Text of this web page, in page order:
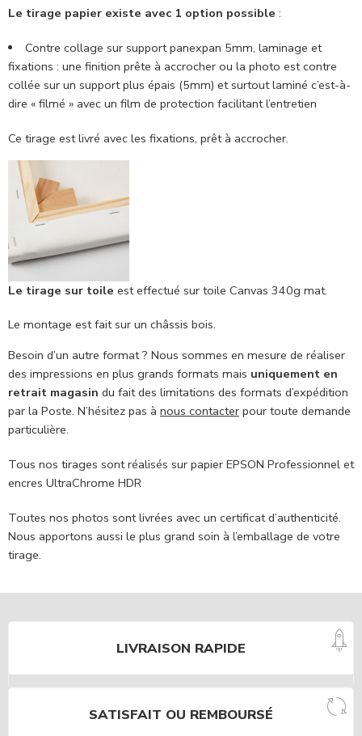
Le tirage papier existe avec 1 option possible :
Contre collage sur support panexpan 5mm, laminage et
fixations : une finition prête à accrocher ou la photo est contre
collée sur un support plus épais (5mm) et surtout laminé c’est-à-
dire « filmé » avec un film de protection facilitant l’entretien
Ce tirage est livré avec les fixations, prêt à accrocher.
Le tirage sur toile est effectué sur toile Canvas 340g mat.
Le montage est fait sur un châssis bois.
Besoin d’un autre format ? Nous sommes en mesure de réaliser
des impressions en plus grands formats mais uniquement en
retrait magasin du fait des limitations des formats d’expédition
par la Poste. N’hésitez pas à nous contacter pour toute demande
particulière.
Tous nos tirages sont réalisés sur papier EPSON Professionnel et
encres UltraChrome HDR
Toutes nos photos sont livrées avec un certificat d’authenticité.
Nous apportons aussi le plus grand soin à l’emballage de votre
tirage.
LIVRAISON RAPIDE
SATISFAIT OU REMBOURSÉ